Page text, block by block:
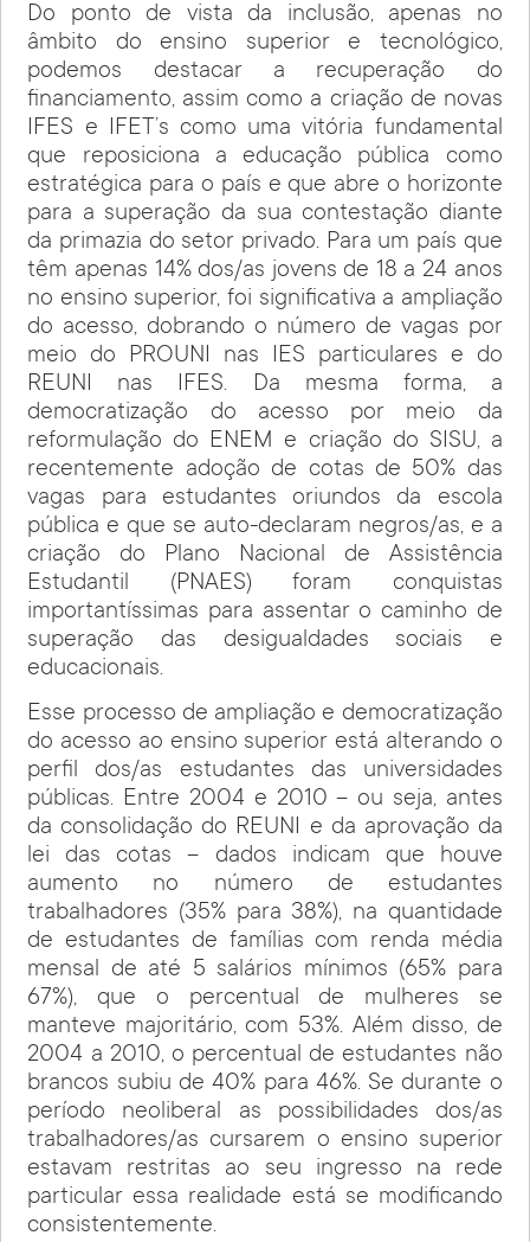
Do ponto de vista da inclusão, apenas no
âmbito do ensino superior e tecnológico,
podemos destacar a recuperação do
financiamento, assim como a criação de novas
IFES e IFET’s como uma vitória fundamental
que reposiciona a educação pública como
estratégica para o país e que abre o horizonte
para a superação da sua contestação diante
da primazia do setor privado. Para um país que
têm apenas 14% dos/as jovens de 18 a 24 anos
no ensino superior, foi significativa a ampliação
do acesso, dobrando o número de vagas por
meio do PROUNI nas IES particulares e do
REUNI nas IFES. Da mesma forma, a
democratização do acesso por meio da
reformulação do ENEM e criação do SISU, a
recentemente adoção de cotas de 50% das
vagas para estudantes oriundos da escola
pública e que se auto-declaram negros/as, e a
criação do Plano Nacional de Assistência
Estudantil (PNAES) foram conquistas
importantíssimas para assentar o caminho de
superação das desigualdades sociais e
educacionais.
Esse processo de ampliação e democratização
do acesso ao ensino superior está alterando o
perfil dos/as estudantes das universidades
públicas. Entre 2004 e 2010 – ou seja, antes
da consolidação do REUNI e da aprovação da
lei das cotas – dados indicam que houve
aumento no número de estudantes
trabalhadores (35% para 38%), na quantidade
de estudantes de famílias com renda média
mensal de até 5 salários mínimos (65% para
67%), que o percentual de mulheres se
manteve majoritário, com 53%. Além disso, de
2004 a 2010, o percentual de estudantes não
brancos subiu de 40% para 46%. Se durante o
período neoliberal as possibilidades dos/as
trabalhadores/as cursarem o ensino superior
estavam restritas ao seu ingresso na rede
particular essa realidade está se modificando
consistentemente.